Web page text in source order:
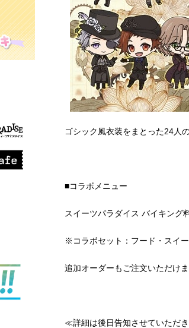
ゴシック風衣装をまとった24人
■コラボメニュー
スイーツパラダイス バイキング
※コラボセット：フード・スイ
追加オーダーもご注文いただけま
≪詳細は後日告知させていただ